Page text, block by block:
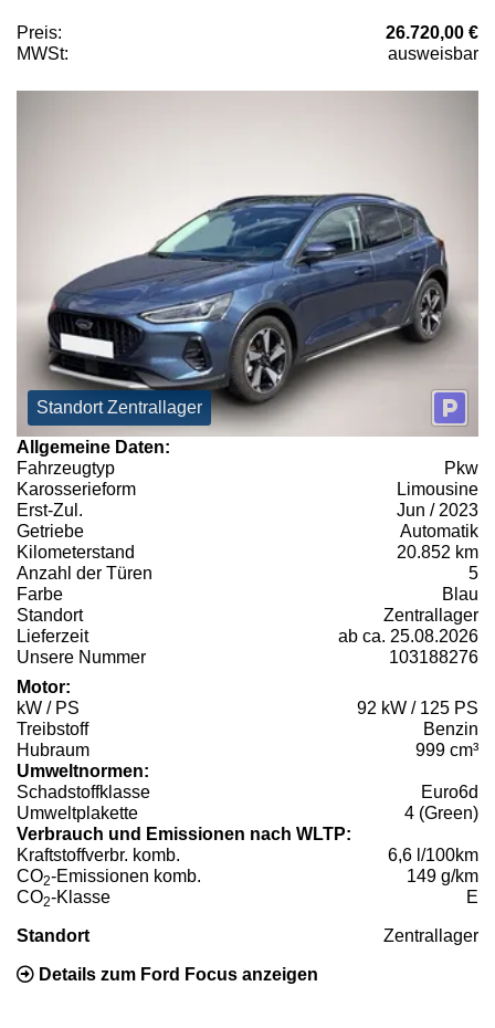
Preis:
26.720,00 €
MWSt:
ausweisbar
Standort Zentrallager
Allgemeine Daten:
Fahrzeugtyp
Pkw
Karosserieform
Limousine
Erst-Zul.
Jun / 2023
Getriebe
Automatik
Kilometerstand
20.852 km
Anzahl der Türen
5
Farbe
Blau
Standort
Zentrallager
Lieferzeit
ab ca. 25.08.2026
Unsere Nummer
103188276
Motor:
kW / PS
92 kW / 125 PS
Treibstoff
Benzin
Hubraum
999 cm³
Umweltnormen:
Schadstoffklasse
Euro6d
Umweltplakette
4 (Green)
Verbrauch und Emissionen nach WLTP:
Kraftstoffverbr. komb.
6,6 l/100km
CO2-Emissionen komb.
149 g/km
CO2-Klasse E
Standort Zentrallager
Details zum Ford Focus anzeigen